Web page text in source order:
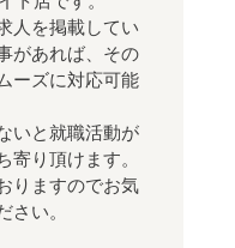
人を掲載してい
があれば、その
ーズに対応可能
いと就職活動が
り頂けます。
りますのでお気
い。